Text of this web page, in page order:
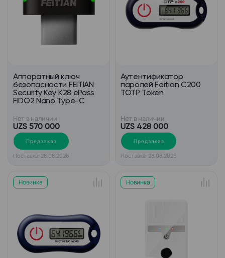
Аппаратный ключ
безопасности FEITIAN
Security Key K28 ePass
FIDO2 Nano Type-C
Нет в наличии
UZS 570 000
Предзаказ
Поставка: 28.08.2026
Аутентификатор
паролей Feitian С200
TOTP Token
Нет в наличии
UZS 428 000
Предзаказ
Поставка: 28.08.2026
Новинка Новинка